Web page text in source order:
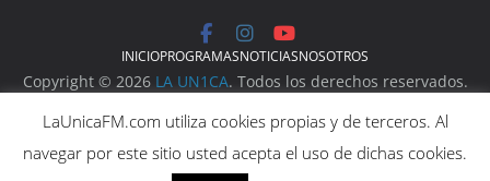
INICIOPROGRAMASNOTICIASNOSOTROS
Copyright © 2026 LA UN1CA. Todos los derechos reservados.
Política de Privacidad
Política de Cookies
LaUnicaFM.com utiliza cookies propias y de terceros. Al
navegar por este sitio usted acepta el uso de dichas cookies.